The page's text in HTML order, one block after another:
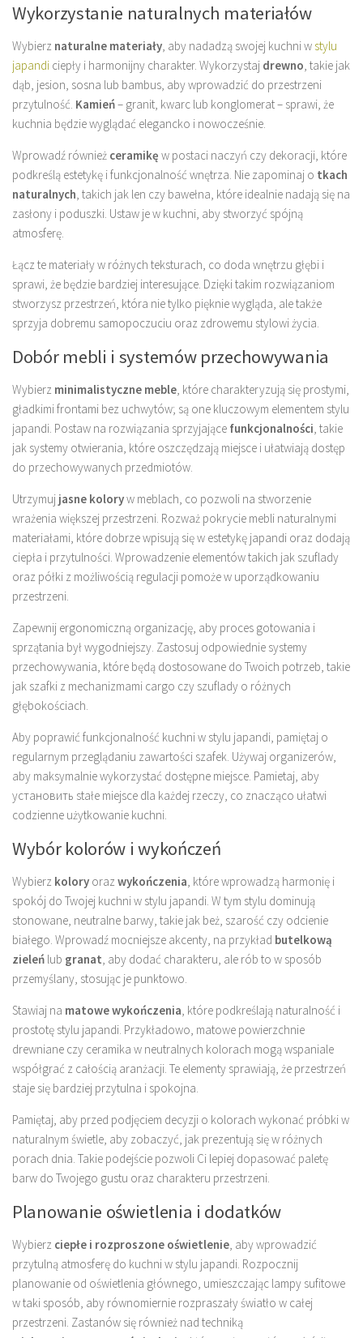
Wykorzystanie naturalnych materiałów
Wybierz naturalne materiały , aby nadadzą swojej kuchni w stylu
japandi ciepły i harmonijny charakter. Wykorzystaj drewno , takie jak
dąb, jesion, sosna lub bambus, aby wprowadzić do przestrzeni
przytulność. Kamień– granit, kwarc lub konglomerat – sprawi, że
kuchnia będzie wyglądać elegancko i nowocześnie.
Wprowadź również ceramikę w postaci naczyń czy dekoracji, które
podkreślą estetykę i funkcjonalność wnętrza. Nie zapominaj o tkach
naturalnych , takich jak len czy bawełna, które idealnie nadają się na
zasłony i poduszki. Ustaw je w kuchni, aby stworzyć spójną
atmosferę.
Łącz te materiały w różnych teksturach, co doda wnętrzu głębi i
sprawi, że będzie bardziej interesujące. Dzięki takim rozwiązaniom
stworzysz przestrzeń, która nie tylko pięknie wygląda, ale także
sprzyja dobremu samopoczuciu oraz zdrowemu stylowi życia.
Dobór mebli i systemów przechowywania
Wybierz minimalistyczne meble , które charakteryzują się prostymi,
gładkimi frontami bez uchwytów; są one kluczowym elementem stylu
japandi. Postaw na rozwiązania sprzyjające funkcjonalności , takie
jak systemy otwierania, które oszczędzają miejsce i ułatwiają dostęp
do przechowywanych przedmiotów.
Utrzymuj jasne koloryw meblach, co pozwoli na stworzenie
wrażenia większej przestrzeni. Rozważ pokrycie mebli naturalnymi
materiałami, które dobrze wpisują się w estetykę japandi oraz dodają
ciepła i przytulności. Wprowadzenie elementów takich jak szuflady
oraz półki z możliwością regulacji pomoże w uporządkowaniu
przestrzeni.
Zapewnij ergonomiczną organizację, aby proces gotowania i
sprzątania był wygodniejszy. Zastosuj odpowiednie systemy
przechowywania, które będą dostosowane do Twoich potrzeb, takie
jak szafki z mechanizmami cargo czy szuflady o różnych
głębokościach.
Aby poprawić funkcjonalność kuchni w stylu japandi, pamiętaj o
regularnym przeglądaniu zawartości szafek. Używaj organizerów,
aby maksymalnie wykorzystać dostępne miejsce. Pamietaj, aby
установить stałe miejsce dla każdej rzeczy, co znacząco ułatwi
codzienne użytkowanie kuchni.
Wybór kolorów i wykończeń
Wybierz kolory oraz wykończenia , które wprowadzą harmonię i
spokój do Twojej kuchni w stylu japandi. W tym stylu dominują
stonowane, neutralne barwy, takie jak beż, szarość czy odcienie
białego. Wprowadź mocniejsze akcenty, na przykład butelkową
zieleń lub granat , aby dodać charakteru, ale rób to w sposób
przemyślany, stosując je punktowo.
Stawiaj na matowe wykończenia , które podkreślają naturalność i
prostotę stylu japandi. Przykładowo, matowe powierzchnie
drewniane czy ceramika w neutralnych kolorach mogą wspaniale
współgrać z całością aranżacji. Te elementy sprawiają, że przestrzeń
staje się bardziej przytulna i spokojna.
Pamiętaj, aby przed podjęciem decyzji o kolorach wykonać próbki w
naturalnym świetle, aby zobaczyć, jak prezentują się w różnych
porach dnia. Takie podejście pozwoli Ci lepiej dopasować paletę
barw do Twojego gustu oraz charakteru przestrzeni.
Planowanie oświetlenia i dodatków
Wybierz ciepłe i rozproszone oświetlenie , aby wprowadzić
przytulną atmosferę do kuchni w stylu japandi. Rozpocznij
planowanie od oświetlenia głównego, umieszczając lampy sufitowe
w taki sposób, aby równomiernie rozpraszały światło w całej
przestrzeni. Zastanów się również nad techniką